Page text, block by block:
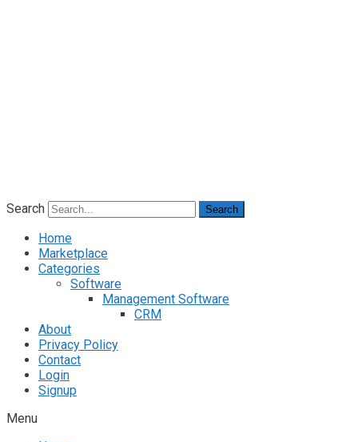
Search Search
Home
Marketplace
Categories
Software
Management Software
CRM
About
Privacy Policy
Contact
Login
Signup
Menu